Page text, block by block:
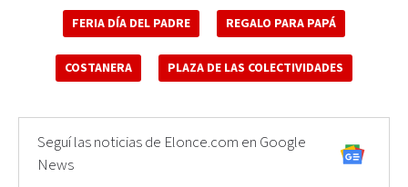
FERIA DÍA DEL PADRE REGALO PARA PAPÁ
COSTANERA PLAZA DE LAS COLECTIVIDADES
Seguí las noticias de Elonce.com en Google
News